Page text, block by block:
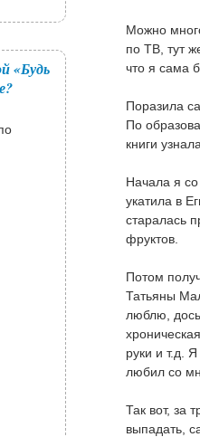
«Будь
Можно
по ТВ, тут
что я сама
Поразила
По
книги
Начала я
укатила в
старалась
фруктов.
Потом
Татьяны
люблю,
руки и т.д.
любил со
Так вот, за
выпадать,